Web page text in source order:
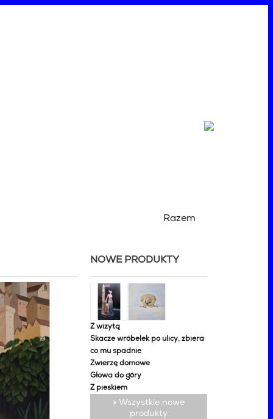
Razem
NOWE PRODUKTY
Z wizytą
Skacze wróbelek po ulicy, zbiera
co mu spadnie
Zwierzę domowe
Głowa do góry
Z pieskiem
» Wszystkie nowe
produkty